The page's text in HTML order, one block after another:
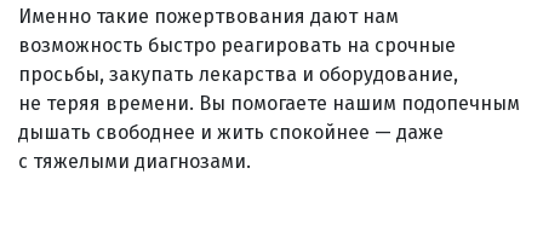
Именно такие пожертвования дают нам
возможность быстро реагировать на срочные
просьбы, закупать лекарства и оборудование,
не теряя времени. Вы помогаете нашим подопечным
дышать свободнее и жить спокойнее — даже
с тяжелыми диагнозами.